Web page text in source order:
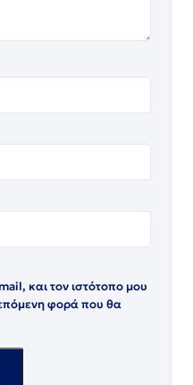
και τον ιστότοπο μου
φορά που θα